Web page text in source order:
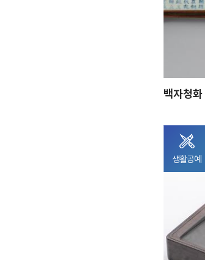
백자청
생활공예